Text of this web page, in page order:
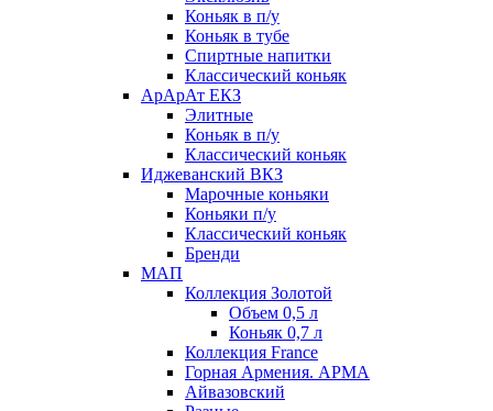
Коньяк в п/у
Коньяк в тубе
Спиртные напитки
Классический коньяк
АрАрАт ЕКЗ
Элитные
Коньяк в п/у
Классический коньяк
Иджеванский ВКЗ
Марочные коньяки
Коньяки п/у
Классический коньяк
Бренди
МАП
Коллекция Золотой
Объем 0,5 л
Коньяк 0,7 л
Коллекция France
Горная Армения. АРМА
Айвазовский